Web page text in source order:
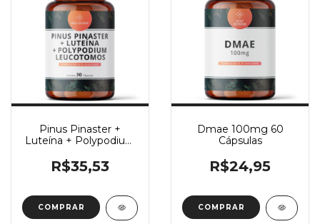
Pinus Pinaster +
Luteína + Polypodium
Cápsulas
R$35,53
Dmae 100mg 60
Cápsulas
R$24,95